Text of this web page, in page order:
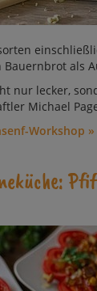
als
nur le­cker,
Mi­cha­el
Workshop »